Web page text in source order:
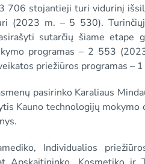
706 stojantieji turi vidurinį
(2023 m. – 5 530).
sutarčių šiame etape
programas – 2 553
priežiūros programas –
pasirinko Karaliaus
Kauno technologijų
Individualios